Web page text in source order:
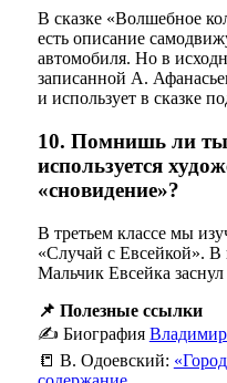
В сказке «Волшебное
есть описание
автомобиля. Но в
записанной А.
и использует в сказке
10. Помнишь ли ты
используется
«сновидение»?
В третьем классе мы
«Случай с Евсейкой». В
Мальчик Евсейка
📌 Полезные ссылки
✍️ Биография
📒 В. Одоевский: